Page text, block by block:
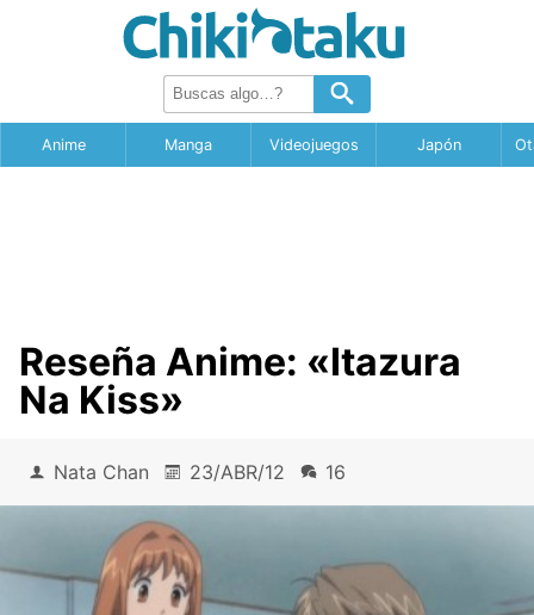
Anime Manga Videojuegos Japón
Reseña Anime: «Itazura
Na Kiss»
Nata Chan 23/ABR/12 16